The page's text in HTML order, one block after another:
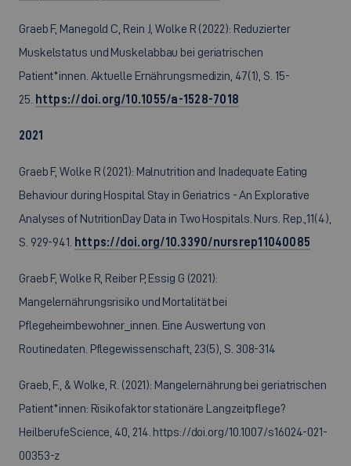
Graeb F, Manegold C, Rein J, Wolke R (2022): Reduzierter
Muskelstatus und Muskelabbau bei geriatrischen
Patient*innen. Aktuelle Ernährungsmedizin, 47(1), S. 15-
25. https://doi.org/10.1055/a-1528-7018
2021
Graeb F, Wolke R (2021): Malnutrition and Inadequate Eating
Behaviour during Hospital Stay in Geriatrics - An Explorative
Analyses of NutritionDay Data in Two Hospitals. Nurs. Rep.,11(4),
S. 929-941. https://doi.org/10.3390/nursrep11040085
Graeb F, Wolke R, Reiber P, Essig G (2021):
Mangelernährungsrisiko und Mortalität bei
Pflegeheimbewohner_innen. Eine Auswertung von
Routinedaten. Pflegewissenschaft, 23(5), S. 308-314
Graeb, F., & Wolke, R. (2021): Mangelernährung bei geriatrischen
Patient*innen: Risikofaktor stationäre Langzeitpflege?
HeilberufeScience, 40, 214. https://doi.org/10.1007/s16024-021-
00353-z